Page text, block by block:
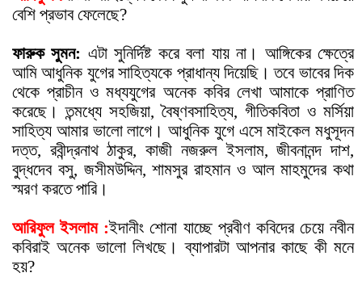
বেশি প্রভাব ফেলেছে?
ফারুক সুমন: এটা সুনির্দিষ্ট করে বলা যায় না। আঙ্গিকের ক্ষেত্রে
আমি আধুনিক যুগের সাহিত্যকে প্রাধান্য দিয়েছি। তবে ভাবের দিক
থেকে প্রাচীন ও মধ্যযুগের অনেক কবির লেখা আমাকে প্রাণিত
করেছে। তন্মধ্যে সহজিয়া, বৈষ্ণবসাহিত্য, গীতিকবিতা ও মর্সিয়া
সাহিত্য আমার ভালো লাগে। আধুনিক যুগে এসে মাইকেল মধুসূদন
দত্ত, রবীন্দ্রনাথ ঠাকুর, কাজী নজরুল ইসলাম, জীবনানন্দ দাশ,
বুদ্ধদেব বসু, জসীমউদ্দিন, শামসুর রাহমান ও আল মাহমুদের কথা
স্মরণ করতে পারি।
আরিফুল ইসলাম :ইদানীং শোনা যাচ্ছে প্রবীণ কবিদের চেয়ে নবীন
কবিরাই অনেক ভালো লিখছে। ব্যাপারটা আপনার কাছে কী মনে
হয়?